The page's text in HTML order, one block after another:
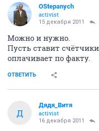
OStepanych
activist
15 декабря 2011
Можно и нужно.
Пусть ставит
оплачивает по факту.
ОТВЕТИТЬ
Д
Дядя_Витя
activist
16 декабря 2011